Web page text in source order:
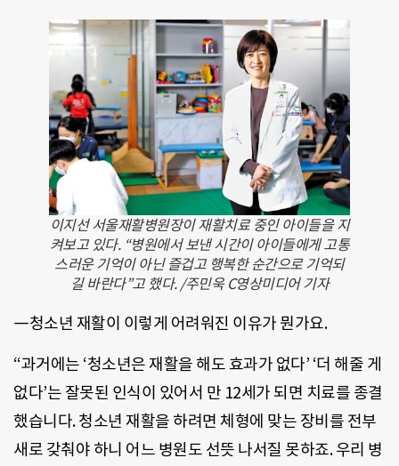
이지선 서울재활병원장이 재활치료 중인 아이들을 지
켜보고 있다. “병원에서 보낸 시간이 아이들에게 고통
스러운 기억이 아닌 즐겁고 행복한 순간으로 기억되
길 바란다”고 했다. /주민욱 C영상미디어 기자
―청소년 재활이 이렇게 어려워진 이유가 뭔가요.
“과거에는 ‘청소년은 재활을 해도 효과가 없다’ ‘더 해줄 게
없다’는 잘못된 인식이 있어서 만 12세가 되면 치료를 종결
했습니다. 청소년 재활을 하려면 체형에 맞는 장비를 전부
새로 갖춰야 하니 어느 병원도 선뜻 나서질 못하죠. 우리 병